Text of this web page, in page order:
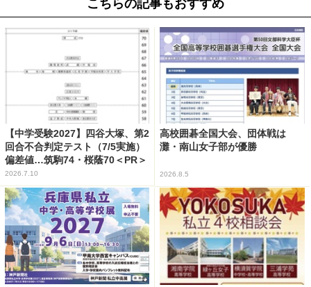
こちらの記事もおすすめ
【中学受験2027】四谷大塚、第2
回合不合判定テスト（7/5実施）
偏差値…筑駒74・桜蔭70＜PR＞
2026.7.10
高校囲碁全国大会、団体戦は
灘・南山女子部が優勝
2026.8.5